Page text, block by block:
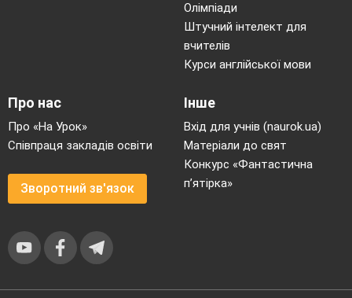
Олімпіади
Штучний інтелект для
вчителів
Курси англійської мови
Про нас
Про «На Урок»
Співпраця закладів освіти
Зворотний зв'язок
Інше
Вхід для учнів (naurok.ua)
Матеріали до свят
Конкурс «Фантастична
п’ятірка»